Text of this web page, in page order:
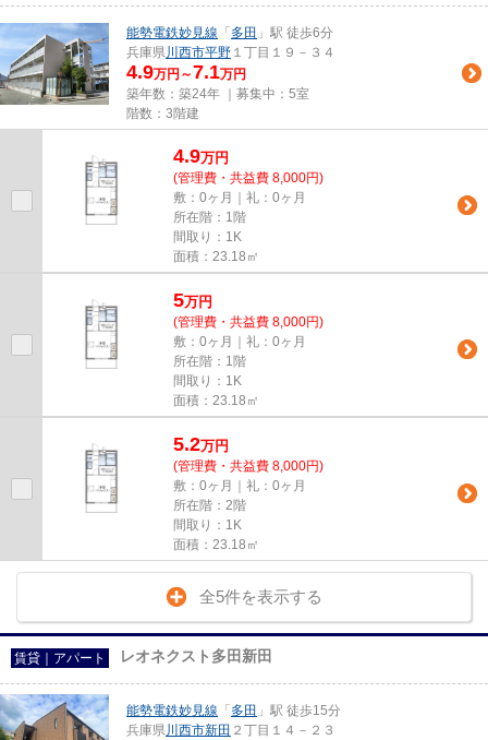
能勢電鉄妙見線 「 多田 」駅 徒歩6分
兵庫県川西市平野 １丁目１９－３４
4.9万円～7.1万円
築年数：築24年 ｜募集中： 5室
階数：3階建
4.9万円
(管理費・共益費 8,000円)
敷：0ヶ月｜礼：0ヶ月
所在階：1階
間取り：1K
面積：23.18㎡
5万円
(管理費・共益費 8,000円)
敷：0ヶ月｜礼：0ヶ月
所在階：1階
間取り：1K
面積：23.18㎡
5.2万円
(管理費・共益費 8,000円)
敷：0ヶ月｜礼：0ヶ月
所在階：2階
間取り：1K
面積：23.18㎡
全5件を表示する
賃貸｜アパート レオネクスト多田新田
能勢電鉄妙見線 「 多田 」駅 徒歩15分
兵庫県川西市新田 ２丁目１４－２３